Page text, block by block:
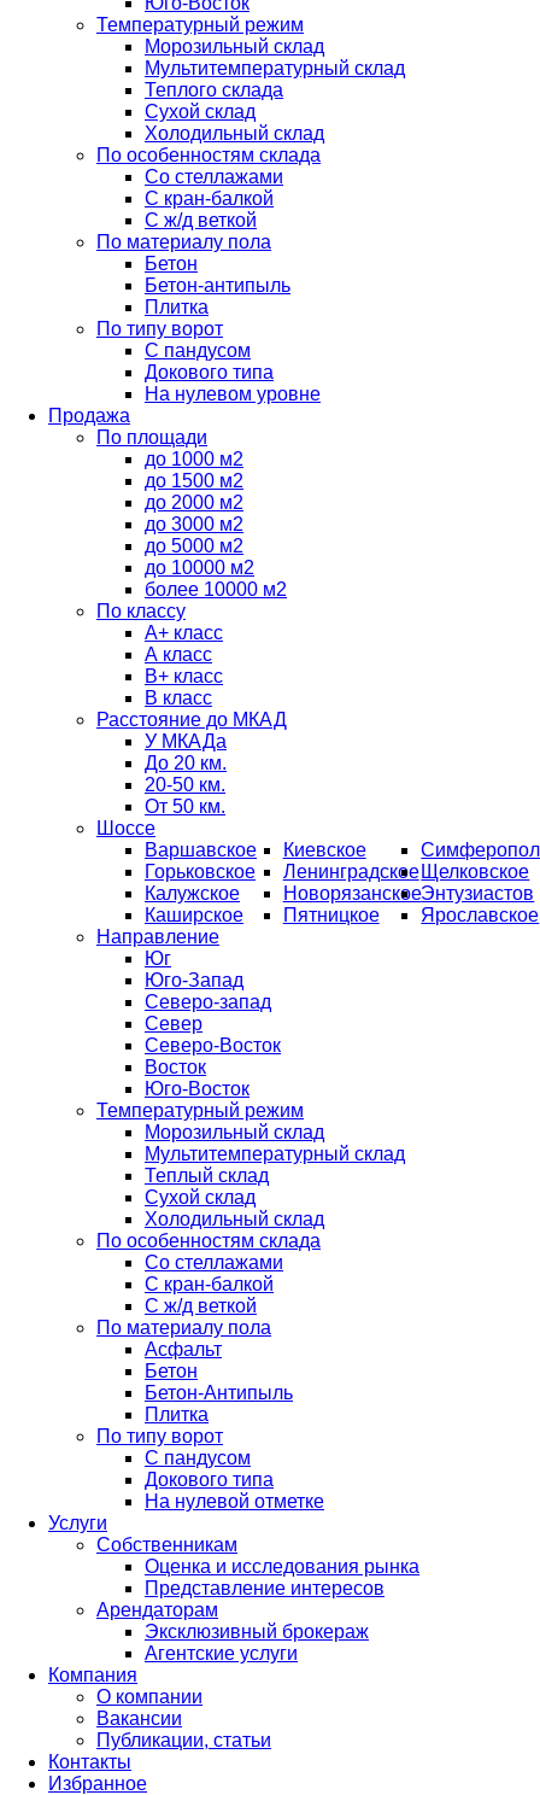
Температурный режим
Морозильный склад
Мультитемпературный склад
Теплого склада
Сухой склад
Холодильный склад
По особенностям склада
Со стеллажами
С кран-балкой
С ж/д веткой
По материалу пола
Бетон
Бетон-антипыль
Плитка
По типу ворот
С пандусом
Докового типа
На нулевом уровне
Продажа
По площади
до 1000 м2
до 1500 м2
до 2000 м2
до 3000 м2
до 5000 м2
до 10000 м2
более 10000 м2
По классу
A+ класс
А класс
В+ класс
B класс
Расстояние до МКАД
У МКАДа
До 20 км.
20-50 км.
От 50 км.
Шоссе
Варшавское
Горьковское
Калужское
Каширское
Киевское
Ленинградское
Новорязанское
Пятницкое
Щелковское
Энтузиастов
Ярославское
Направление
Юг
Юго-Запад
Северо-запад
Север
Северо-Восток
Восток
Юго-Восток
Температурный режим
Морозильный склад
Мультитемпературный склад
Теплый склад
Сухой склад
Холодильный склад
По особенностям склада
Со стеллажами
С кран-балкой
С ж/д веткой
По материалу пола
Асфальт
Бетон
Бетон-Антипыль
Плитка
По типу ворот
С пандусом
Докового типа
На нулевой отметке
Услуги
Собственникам
Оценка и исследования рынка
Представление интересов
Арендаторам
Эксклюзивный брокераж
Агентские услуги
Компания
О компании
Вакансии
Публикации, статьи
Контакты
Избранное